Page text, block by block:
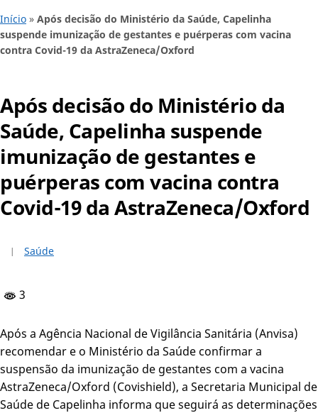
Início » Após decisão do Ministério da Saúde, Capelinha
suspende imunização de gestantes e puérperas com vacina
contra Covid-19 da AstraZeneca/Oxford
Após decisão do Ministério da
Saúde, Capelinha suspende
imunização de gestantes e
puérperas com vacina contra
Covid-19 da AstraZeneca/Oxford
Saúde
3
Após a Agência Nacional de Vigilância Sanitária (Anvisa)
recomendar e o Ministério da Saúde confirmar a
suspensão da imunização de gestantes com a vacina
AstraZeneca/Oxford (Covishield), a Secretaria Municipal de
Saúde de Capelinha informa que seguirá as determinações